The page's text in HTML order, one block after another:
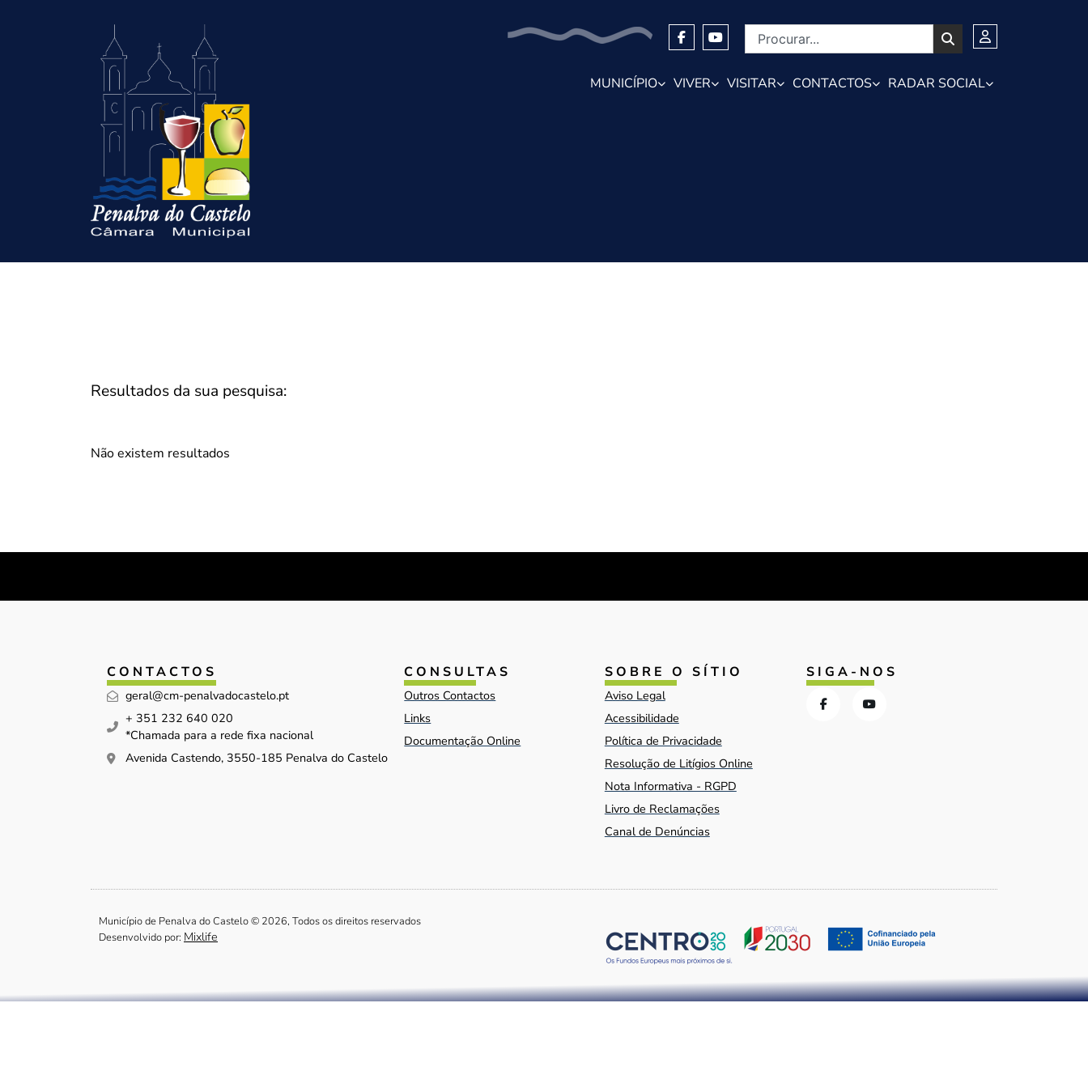
MUNICÍPIO VIVER VISITAR CONTACTOS RADAR SOCIAL
Resultados da sua pesquisa:
Não existem resultados
CONTACTOS
geral@cm-penalvadocastelo.pt
+ 351 232 640 020
*Chamada para a rede fixa nacional
Avenida Castendo, 3550-185 Penalva do Castelo
CONSULTAS
Outros Contactos
Links
Documentação Online
SOBRE O SÍTIO
Aviso Legal
Acessibilidade
Política de Privacidade
Resolução de Litígios Online
Nota Informativa - RGPD
Livro de Reclamações
Canal de Denúncias
SIGA-NOS
Município de Penalva do Castelo © 2026, Todos os direitos reservados
Desenvolvido por: Mixlife